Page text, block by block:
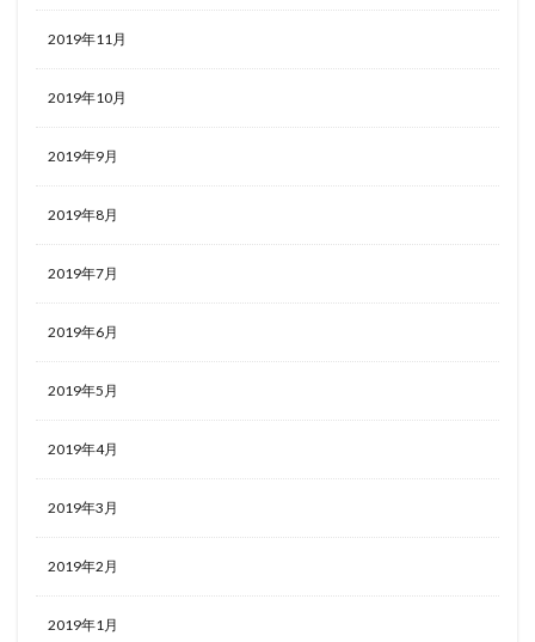
2019年11月
2019年10月
2019年9月
2019年8月
2019年7月
2019年6月
2019年5月
2019年4月
2019年3月
2019年2月
2019年1月